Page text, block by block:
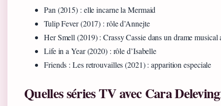
Pan (2015) : elle incarne la Mermaid
Tulip Fever (2017) : rôle d’Annejte
Her Smell (2019) : Crassy Cassie dans un drame
Life in a Year (2020) : rôle d’Isabelle
Friends : Les retrouvailles (2021) : apparition especiale
Quelles séries TV avec Cara